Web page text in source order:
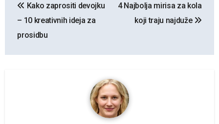
članka
Kako zaprositi devojku
– 10 kreativnih ideja za
prosidbu
4 Najbolja mirisa za kola
koji traju najduže